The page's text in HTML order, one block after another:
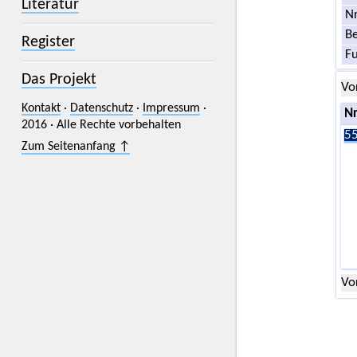
Literatur
Register
Das Projekt
Kontakt· Datenschutz· Impressum ·
2016 · Alle Rechte vorbehalten
Zum Seitenanfang ↑